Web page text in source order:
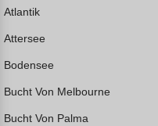
Atlantik
Attersee
Bodensee
Bucht Von Melbourne
Bucht Von Palma